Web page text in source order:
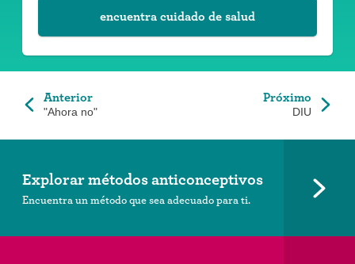
encuentra cuidado de salud
Anterior
"Ahora no"
Próximo
DIU
Explorar métodos anticonceptivos
Encuentra un método que sea adecuado para ti.